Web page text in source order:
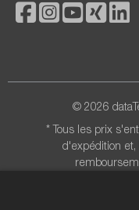
© 2026
* Tous les prix
d'expédition